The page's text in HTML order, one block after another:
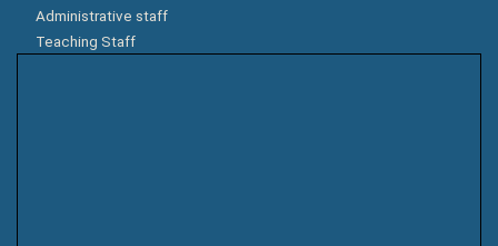
Administrative staff
Teaching Staff